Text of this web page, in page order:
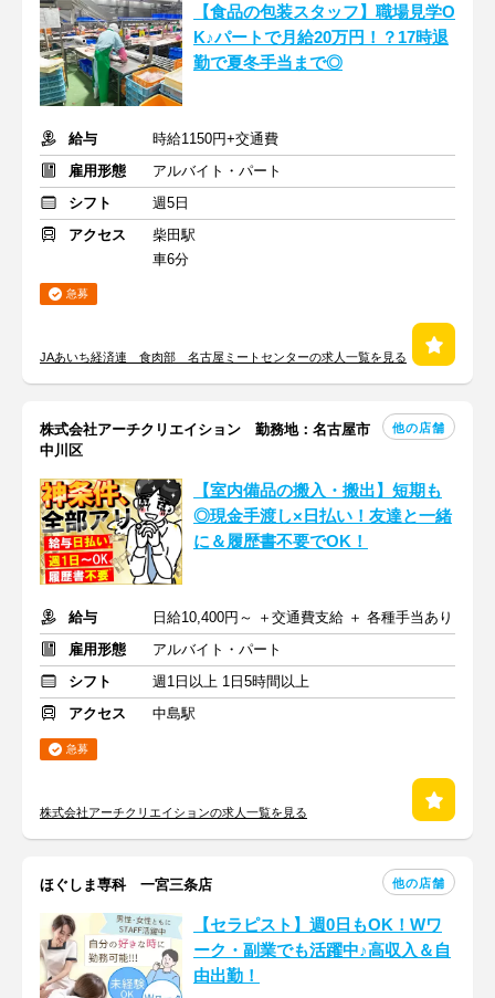
【食品の包装スタッフ】職場見学O
K♪パートで月給20万円！？17時退
勤で夏冬手当まで◎
給与
時給1150円+交通費
雇用形態
アルバイト・パート
シフト
週5日
アクセス
柴田駅
車6分
急募
JAあいち経済連 食肉部 名古屋ミートセンターの求人一覧を見る
株式会社アーチクリエイション 勤務地：名古屋市
中川区
他の店舗
【室内備品の搬入・搬出】短期も
◎現金手渡し×日払い！友達と一緒
に＆履歴書不要でOK！
給与
日給10,400円～ ＋交通費支給 ＋ 各種手当あり
雇用形態
アルバイト・パート
シフト
週1日以上 1日5時間以上
アクセス
中島駅
急募
株式会社アーチクリエイションの求人一覧を見る
ほぐしま専科 一宮三条店 他の店舗
【セラピスト】週0日もOK！Wワ
ーク・副業でも活躍中♪高収入＆自
由出勤！